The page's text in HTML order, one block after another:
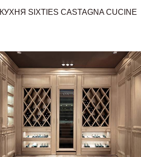
КУХНЯ SIXTIES CASTAGNA CUCINE